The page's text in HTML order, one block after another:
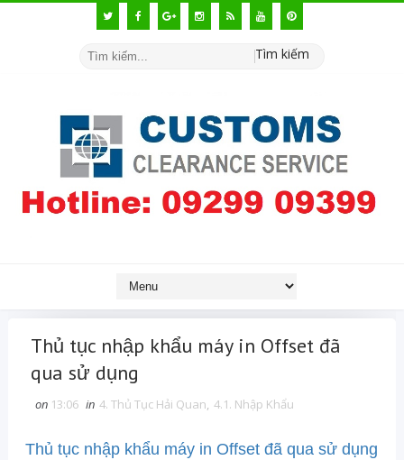
Tìm kiếm
Thủ tục nhập khẩu máy in Offset đã
qua sử dụng
on 13:06 in 4. Thủ Tục Hải Quan, 4.1. Nhập Khẩu
Thủ tục nhập khẩu máy in Offset đã qua sử dụng